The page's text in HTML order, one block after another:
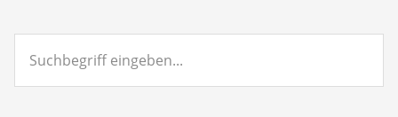
eingeben...